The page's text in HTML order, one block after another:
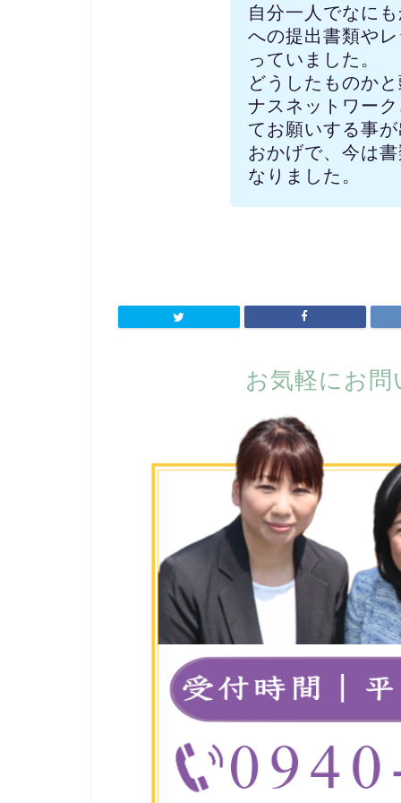
自分一人でなに
への提出書類や
っていました。
どうしたものか
ナスネットワー
てお願いする事
おかげで、今は
なりました。
お気軽にお